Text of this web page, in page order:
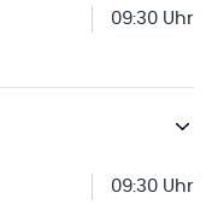
09:30 Uhr
09:30 Uhr